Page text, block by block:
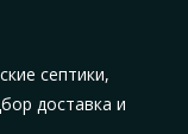
септики,
доставка и